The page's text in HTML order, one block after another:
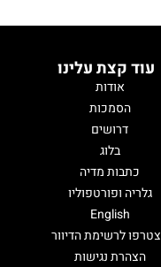
עוד קצת עלינו
אודות
הסמכות
דרושים
בלוג
כתבות מדיה
גלריה ופורטפוליו
English
לרשימת הדיוור
הצהרת נגישות